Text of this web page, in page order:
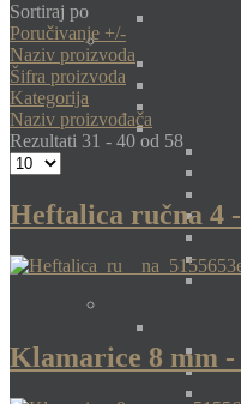
Sortiraj po
Poručivanje +/-
Naziv proizvoda
Šifra proizvoda
Kategorija
Naziv proizvođača
Rezultati 31 - 40 od 58
Heftalica ručna 4
Klamarice 8 mm -